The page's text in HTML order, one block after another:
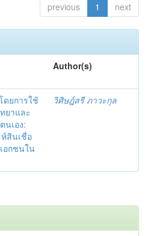
previous 1 next
Author(s)
ยการใช้
ยาและ
เอง:
สินเชื่อ
อกชนใน
วิศิษฎ์สรี ภาวะกุล